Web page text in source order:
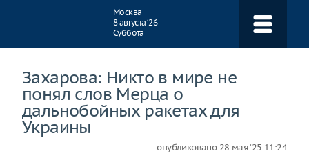
Москва
8 августа ‘26
Суббота
Захарова: Никто в мире не
понял слов Мерца о
дальнобойных ракетах для
Украины
опубликовано 28 мая ‘25 11:24